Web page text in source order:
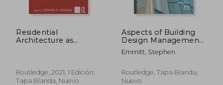
Residential
Architecture as
Routledge, 2021, 1 Edición,
Tapa Blanda, Nuevo
Aspects of Building
Design Management
(en Inglés)
Emmitt, Stephen
Routledge, Tapa Blanda,
Nuevo